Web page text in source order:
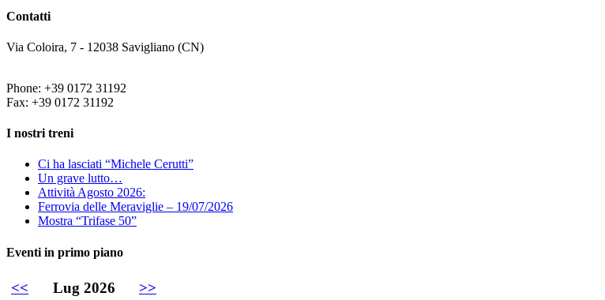
Contatti
Via Coloira, 7 - 12038 Savigliano (CN)
Phone: +39 0172 31192
Fax: +39 0172 31192
I nostri treni
Ci ha lasciati “Michele Cerutti”
Un grave lutto…
Attività Agosto 2026:
Ferrovia delle Meraviglie – 19/07/2026
Mostra “Trifase 50”
Eventi in primo piano
<< Lug 2026 >>